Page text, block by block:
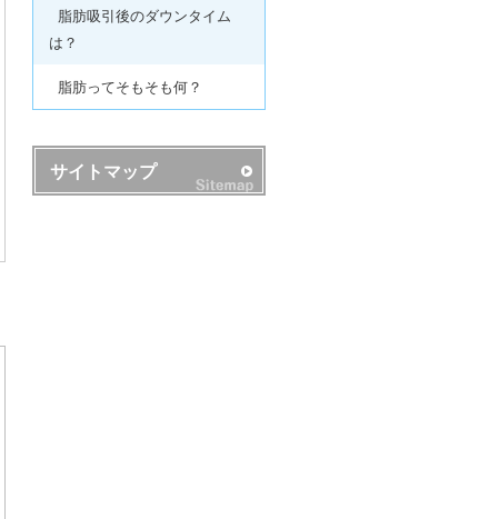
脂肪吸引後のダウンタイム
は？
脂肪ってそもそも何？
サイトマップ